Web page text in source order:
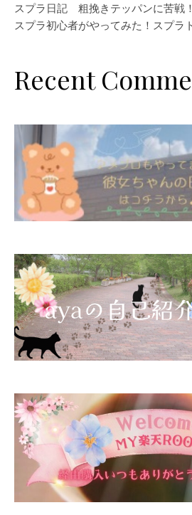
スプラ日記 粗挽きテッパンに苦戦
スプラ初心者がやってみた！スプラ
Recent